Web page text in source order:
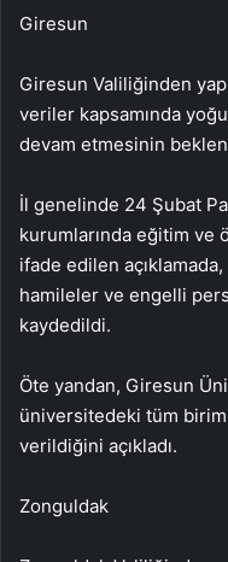
Giresun
Giresun Valiliğinden
veriler kapsamında
devam etmesinin
İl genelinde 24 Şubat
kurumlarında eğitim ve
ifade edilen
hamileler ve engelli
kaydedildi.
Öte yandan, Giresun
üniversitedeki tüm
verildiğini açıkladı.
Zonguldak